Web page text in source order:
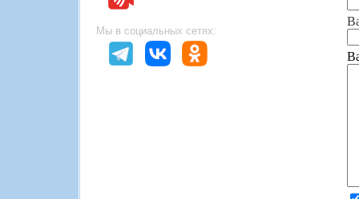
Мы в социальных сетях: